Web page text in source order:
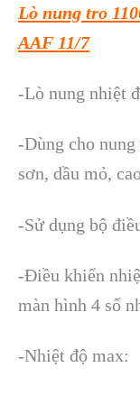
Lò nung tro
AAF 11/7
-Lò nung nhiệt
-Dùng cho
sơn, dầu mỏ,
-Sử dụng bộ
-Điều khiển
màn hình 4 số
-Nhiệt độ